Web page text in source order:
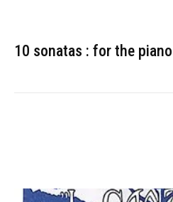
10 sonatas : for the